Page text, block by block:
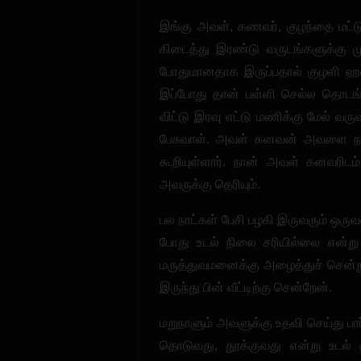
இங்கு அவள், கணவர், குழந்தை
கிடைத்து இரண்டு வருடங்களுக்கு
போதுமானதாக இருப்பதால் குழளி
இப்போது தான் பள்ளி செல்ல
விட்டு இரவு எட்டு மணிக்கு மேல்
பேசுவாள். அவள் கனவன் அவளை
கூறியுள்ளார். நான் அவள்
அவருக்கு தெரியும்.
பல நாட்கள் பேசி பழகி இருவரும்
போது உடல் நிலை சரியில்லை
மருத்துவமனைக்கு அழைத்துச்
இருந்து பின் வீட்டிற்கு சென்றேன்.
மறுநாளும் அவளுக்கு உதவி செய்து
தொடுவது, தூக்குவது என்று